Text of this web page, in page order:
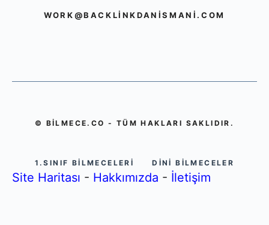
WORK@BACKLINKDANISMANI.COM
© BILMECE.CO - TÜM HAKLARI SAKLIDIR.
1.SINIF BILMECELERI DINI BILMECELER
Site Haritası - Hakkımızda - İletişim